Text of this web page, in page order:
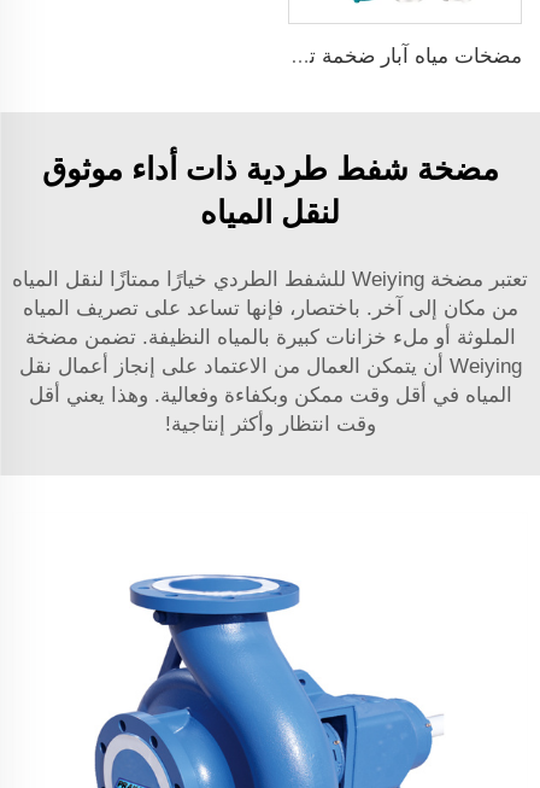
مضخات مياه آبار ضخمة تعمل بالطاقة الشمسية
مضخة شفط طردية ذات أداء موثوق
لنقل المياه
تعتبر مضخة Weiying للشفط الطردي خيارًا ممتازًا لنقل المياه
من مكان إلى آخر. باختصار، فإنها تساعد على تصريف المياه
الملوثة أو ملء خزانات كبيرة بالمياه النظيفة. تضمن مضخة
Weiying أن يتمكن العمال من الاعتماد على إنجاز أعمال نقل
المياه في أقل وقت ممكن وبكفاءة وفعالية. وهذا يعني أقل
وقت انتظار وأكثر إنتاجية!